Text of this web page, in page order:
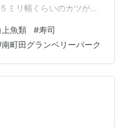
ミリ幅くらいのカツが１
車、たくさんの自転車、
相変わらず、激混み！ い
たら、なんと、１８００
のが１８００円💦 思わず
た夫君に報告。「買う
…
上魚類 #寿司
南町田グランベリーパーク